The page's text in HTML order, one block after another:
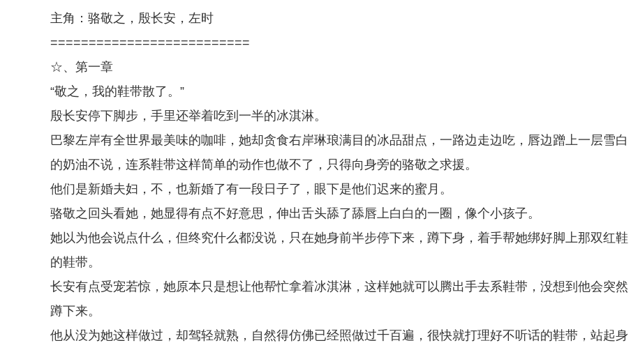
主角：骆敬之，殷长安，左时
==========================
☆、第一章
“敬之，我的鞋带散了。”
殷长安停下脚步，手里还举着吃到一半的冰淇淋。
巴黎左岸有全世界最美味的咖啡，她却贪食右岸琳琅满目的冰品甜点，一路边走边吃，唇边蹭上一层雪白
的奶油不说，连系鞋带这样简单的动作也做不了，只得向身旁的骆敬之求援。
他们是新婚夫妇，不，也新婚了有一段日子了，眼下是他们迟来的蜜月。
骆敬之回头看她，她显得有点不好意思，伸出舌头舔了舔唇上白白的一圈，像个小孩子。
她以为他会说点什么，但终究什么都没说，只在她身前半步停下来，蹲下身，着手帮她绑好脚上那双红鞋
的鞋带。
长安有点受宠若惊，她原本只是想让他帮忙拿着冰淇淋，这样她就可以腾出手去系鞋带，没想到他会突然
蹲下来。
他从没为她这样做过，却驾轻就熟，自然得仿佛已经照做过千百遍，很快就打理好不听话的鞋带，站起身